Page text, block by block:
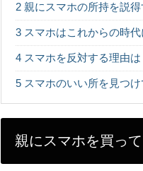
2 親にスマホの所持を説
3 スマホはこれからの時
4 スマホを反対する理由
5 スマホのいい所を見つ
親にスマホを買っ